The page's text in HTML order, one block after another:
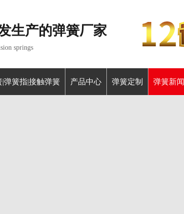
生产的弹簧厂家
springs
|弹簧指|接触弹簧 产品中心 弹簧定制 弹簧新闻